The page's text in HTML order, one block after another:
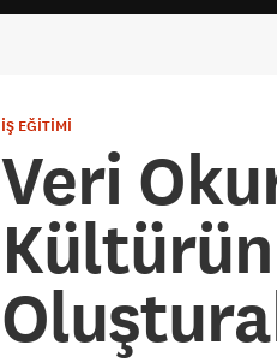
İŞ EĞİTİMİ
Veri